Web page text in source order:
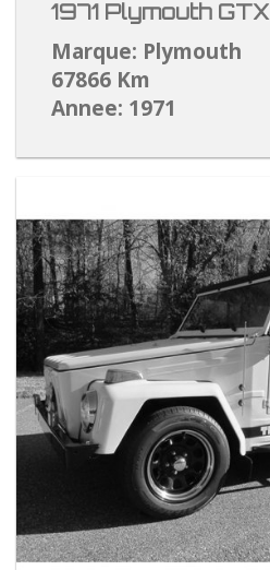
1971 Plymouth GTX
Marque: Plymouth
67866 Km
Annee: 1971